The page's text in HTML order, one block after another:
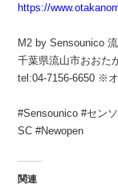
https://
M2 by Sensounico
千葉県流山市おおた
tel:04-7156-6650 ※
#Sensounico #セン
SC #Newopen
関連